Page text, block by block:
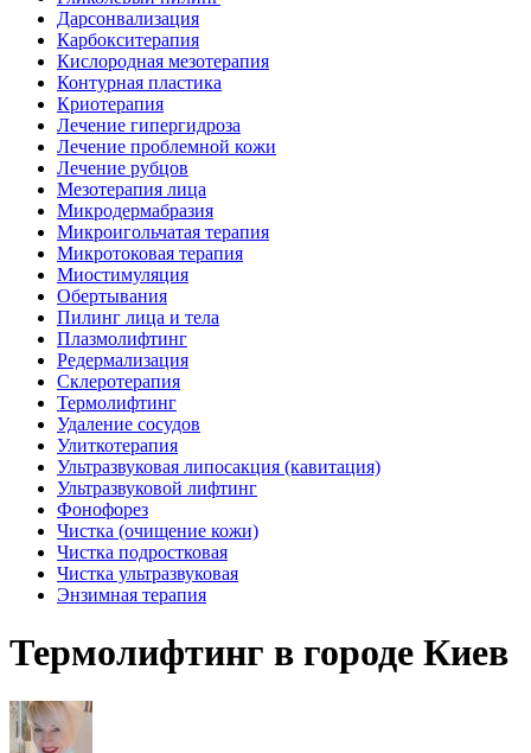
Дарсонвализация
Карбокситерапия
Кислородная мезотерапия
Контурная пластика
Криотерапия
Лечение гипергидроза
Лечение проблемной кожи
Лечение рубцов
Мезотерапия лица
Микродермабразия
Микроигольчатая терапия
Микротоковая терапия
Миостимуляция
Обертывания
Пилинг лица и тела
Плазмолифтинг
Редермализация
Склеротерапия
Термолифтинг
Удаление сосудов
Улиткотерапия
Ультразвуковая липосакция (кавитация)
Ультразвуковой лифтинг
Фонофорез
Чистка (очищение кожи)
Чистка подростковая
Чистка ультразвуковая
Энзимная терапия
Термолифтинг в городе Киев